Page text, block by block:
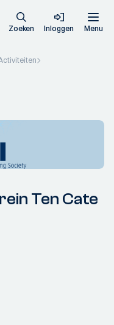
Zoeken Inloggen Menu
Ten Cate